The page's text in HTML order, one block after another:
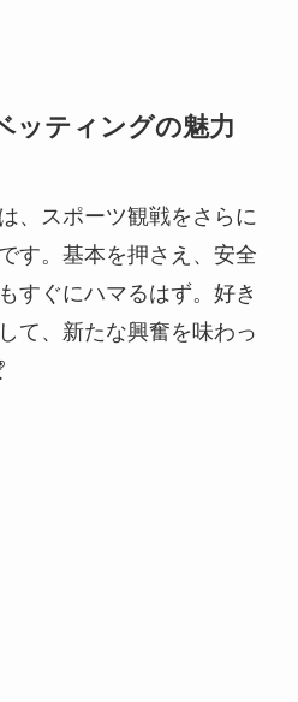
ッティングの魅力
、スポーツ観戦をさらに
す。基本を押さえ、安全
すぐにハマるはず。好き
て、新たな興奮を味わっ